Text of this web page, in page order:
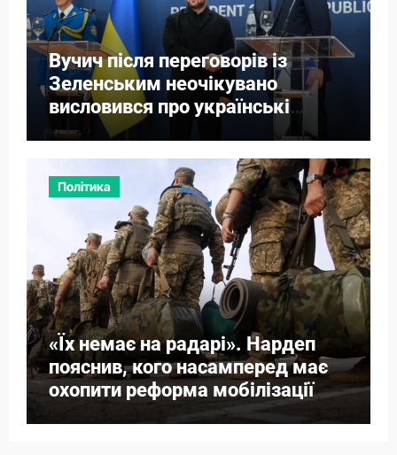
Вучич після переговорів із
Зеленським неочікувано
висловився про українські
території
Політика
«Їх немає на радарі». Нардеп
пояснив, кого насамперед має
охопити реформа мобілізації